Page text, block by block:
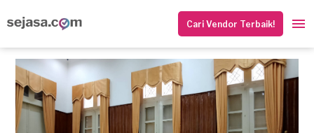
Cari Vendor Terbaik!